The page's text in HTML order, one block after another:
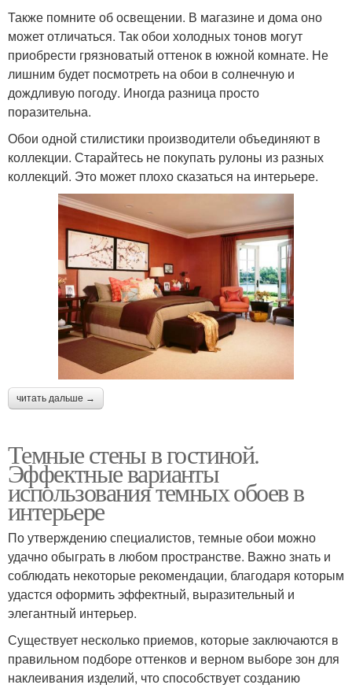
Также помните об освещении. В магазине и дома оно
может отличаться. Так обои холодных тонов могут
приобрести грязноватый оттенок в южной комнате. Не
лишним будет посмотреть на обои в солнечную и
дождливую погоду. Иногда разница просто
поразительна.
Обои одной стилистики производители объединяют в
коллекции. Старайтесь не покупать рулоны из разных
коллекций. Это может плохо сказаться на интерьере.
читать дальше →
Темные стены в гостиной.
Эффектные варианты
использования темных обоев в
интерьере
По утверждению специалистов, темные обои можно
удачно обыграть в любом пространстве. Важно знать и
соблюдать некоторые рекомендации, благодаря которым
удастся оформить эффектный, выразительный и
элегантный интерьер.
Существует несколько приемов, которые заключаются в
правильном подборе оттенков и верном выборе зон для
наклеивания изделий, что способствует созданию